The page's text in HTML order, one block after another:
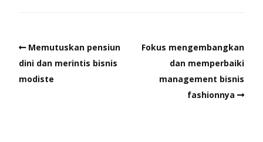
Memutuskan pensiun
dini dan merintis bisnis
modiste
Fokus mengembangkan
dan memperbaiki
management bisnis
fashionnya